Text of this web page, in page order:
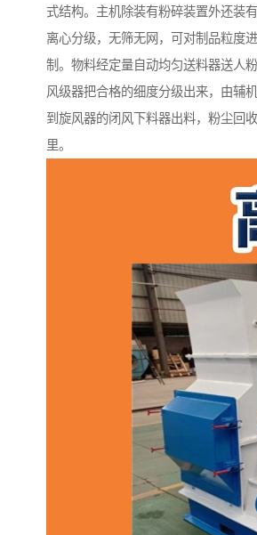
式结构。主机除装有粉碎装置外还装
离心分级，无筛无网，可对制品粒度
制。物料经定量自动均匀送料器送人
风级器把合格的细度分级出来，由辅
到旋风器的闭风下料器出料，粉尘回
里。